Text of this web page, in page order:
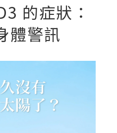
的症狀：
體警訊